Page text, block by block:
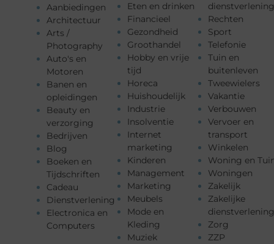
Aanbiedingen
Architectuur
Arts /
Photography
Auto's en
Motoren
Banen en
opleidingen
Beauty en
verzorging
Bedrijven
Blog
Boeken en
Tijdschriften
Cadeau
Dienstverlening
Electronica en
Computers
Eten en drinken
Financieel
Gezondheid
Groothandel
Hobby en vrije
tijd
Horeca
Huishoudelijk
Industrie
Insolventie
Internet
marketing
Kinderen
Management
Marketing
Meubels
Mode en
Kleding
Muziek
Rechten
Sport
Telefonie
Tuin en
buitenleven
Tweewielers
Vakantie
Verbouwen
Vervoer en
transport
Winkelen
Woning en
Woningen
Zakelijk
Zakelijke
Zorg
ZZP